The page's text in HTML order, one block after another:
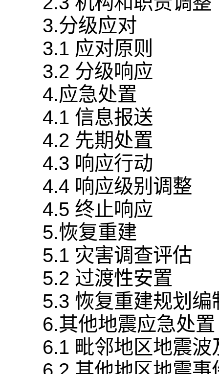
3.分级应对
3.1 应对原则
3.2 分级响应
4.应急处置
4.1 信息报送
4.2 先期处置
4.3 响应行动
4.4 响应级别调整
4.5 终止响应
5.恢复重建
5.1 灾害调查评估
5.2 过渡性安置
5.3 恢复重建规划编
6.其他地震应急处置
6.1 毗邻地区地震